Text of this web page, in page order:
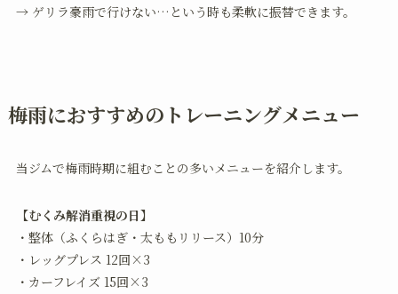
→ ゲリラ豪雨で行けない…という時も柔軟に振替できます。
梅雨におすすめのトレーニングメニュー
当ジムで梅雨時期に組むことの多いメニューを紹介します。
【むくみ解消重視の日】
・整体（ふくらはぎ・太ももリリース）10分
・レッグプレス 12回×3
・カーフレイズ 15回×3